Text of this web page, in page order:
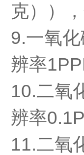
克））
9.一氧
辨率
10.二氧
辨率
11.二氧